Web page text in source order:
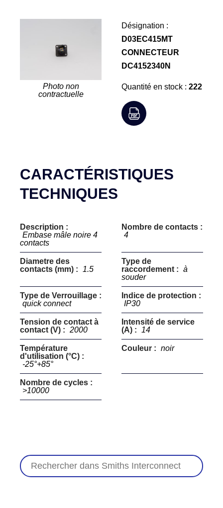
Photo non
contractuelle
Désignation :
D03EC415MT
CONNECTEUR
DC4152340N
Quantité en stock : 222
CARACTÉRISTIQUES
TECHNIQUES
Description :
Embase mâle noire 4
contacts
Nombre de contacts :
4
Diametre des
contacts (mm) :
1.5
Type de
raccordement : à
souder
Type de Verrouillage :
quick connect
Indice de protection :
IP30
Tension de contact à
contact (V) : 2000
Intensité de service
(A) :
14
Température
d'utilisation (°C) :
-25°+85°
Couleur : noir
Nombre de cycles :
>10000